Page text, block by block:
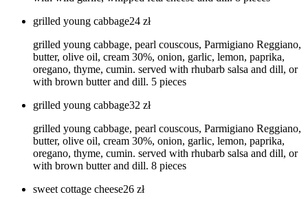
grilled young cabbage24 zł
grilled young cabbage, pearl couscous, Parmigiano Reggiano,
butter, olive oil, cream 30%, onion, garlic, lemon, paprika,
oregano, thyme, cumin. served with rhubarb salsa and dill, or
with brown butter and dill. 5 pieces
grilled young cabbage32 zł
grilled young cabbage, pearl couscous, Parmigiano Reggiano,
butter, olive oil, cream 30%, onion, garlic, lemon, paprika,
oregano, thyme, cumin. served with rhubarb salsa and dill, or
with brown butter and dill. 8 pieces
sweet cottage cheese26 zł